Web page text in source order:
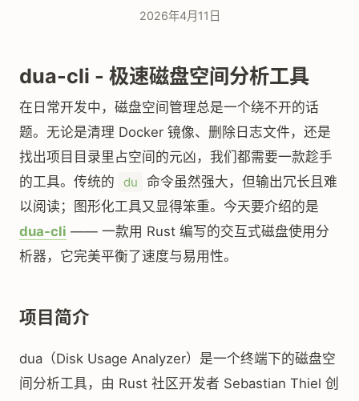
2026年4月11日
dua-cli - 极速磁盘空间分析工具
在日常开发中，磁盘空间管理总是一个绕不开的话
题。无论是清理 Docker 镜像、删除日志文件，还是
找出项目目录里占空间的元凶，我们都需要一款趁手
的工具。传统的
du
命令虽然强大，但输出冗长且难
以阅读；图形化工具又显得笨重。今天要介绍的是
dua-cli —— 一款用 Rust 编写的交互式磁盘使用分
析器，它完美平衡了速度与易用性。
项目简介
dua（Disk Usage Analyzer）是一个终端下的磁盘空
间分析工具，由 Rust 社区开发者 Sebastian Thiel 创